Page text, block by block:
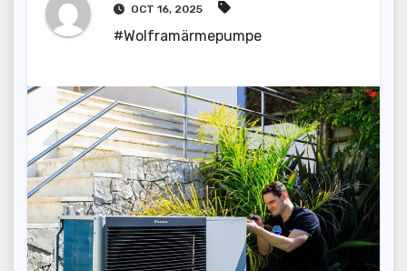
OCT 16, 2025
#Wolframärmepumpe